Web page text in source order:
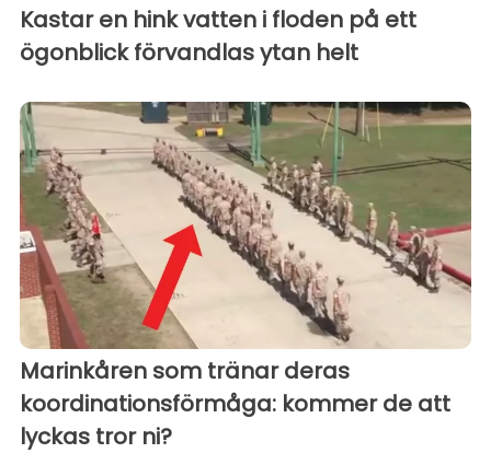
Kastar en hink vatten i floden på ett
ögonblick förvandlas ytan helt
Marinkåren som tränar deras
koordinationsförmåga: kommer de att
lyckas tror ni?